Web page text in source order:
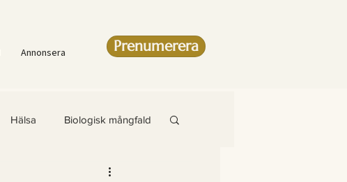
Annonsera Prenumerera
Hälsa Biologisk mångfald